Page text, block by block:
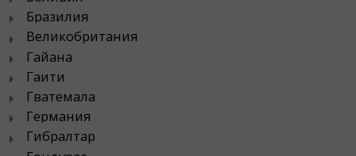
Бразилия
Великобритания
Гайана
Гаити
Гватемала
Германия
Гибралтар